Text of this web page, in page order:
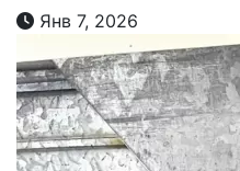
Янв 7, 2026